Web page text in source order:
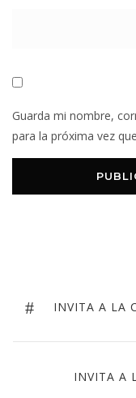
Guarda mi nombre,
para la próxima vez
INVITA A LA
INVITA A